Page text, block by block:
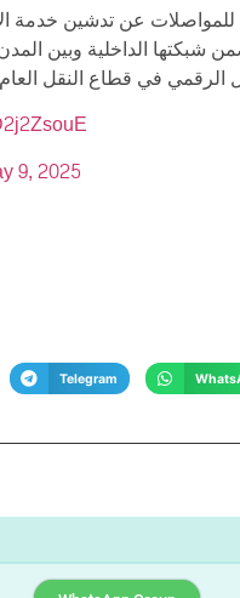
شبكتها الداخلية وبين
الرقمي في قطاع النقل
9, 2025
Telegram